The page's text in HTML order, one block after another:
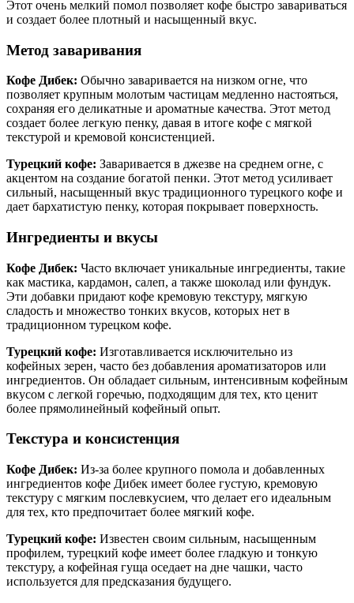
Этот очень мелкий помол позволяет кофе быстро завариваться
и создает более плотный и насыщенный вкус.
Метод заваривания
Кофе Дибек: Обычно заваривается на низком огне, что
позволяет крупным молотым частицам медленно настояться,
сохраняя его деликатные и ароматные качества. Этот метод
создает более легкую пенку, давая в итоге кофе с мягкой
текстурой и кремовой консистенцией.
Турецкий кофе: Заваривается в джезве на среднем огне, с
акцентом на создание богатой пенки. Этот метод усиливает
сильный, насыщенный вкус традиционного турецкого кофе и
дает бархатистую пенку, которая покрывает поверхность.
Ингредиенты и вкусы
Кофе Дибек: Часто включает уникальные ингредиенты, такие
как мастика, кардамон, салеп, а также шоколад или фундук.
Эти добавки придают кофе кремовую текстуру, мягкую
сладость и множество тонких вкусов, которых нет в
традиционном турецком кофе.
Турецкий кофе: Изготавливается исключительно из
кофейных зерен, часто без добавления ароматизаторов или
ингредиентов. Он обладает сильным, интенсивным кофейным
вкусом с легкой горечью, подходящим для тех, кто ценит
более прямолинейный кофейный опыт.
Текстура и консистенция
Кофе Дибек: Из-за более крупного помола и добавленных
ингредиентов кофе Дибек имеет более густую, кремовую
текстуру с мягким послевкусием, что делает его идеальным
для тех, кто предпочитает более мягкий кофе.
Турецкий кофе: Известен своим сильным, насыщенным
профилем, турецкий кофе имеет более гладкую и тонкую
текстуру, а кофейная гуща оседает на дне чашки, часто
используется для предсказания будущего.